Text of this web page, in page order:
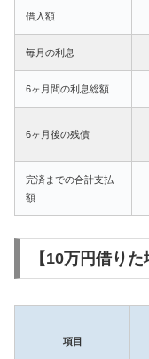
借入額
毎月の利息
6ヶ月間の利息総額
6ヶ月後の残債
完済までの合計支払
額
【10万円借り
項目